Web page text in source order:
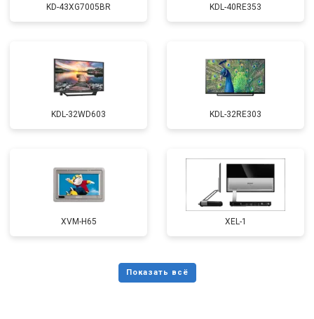
KD-43XG7005BR KDL-40RE353
KDL-32WD603 KDL-32RE303
XVM-H65 XEL-1